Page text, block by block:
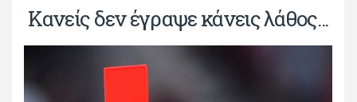
Κανείς δεν έγραψε κάνεις λάθος...